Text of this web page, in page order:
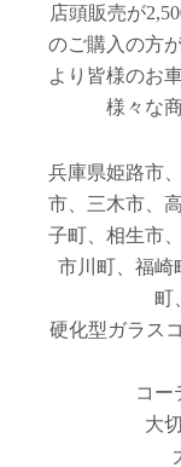
店頭販売が
のご購入の方
より皆様のお
様々な
兵庫県姫路市
市、三木市、
子町、相生市
市川町、福崎
町
硬化型ガラス
コー
大